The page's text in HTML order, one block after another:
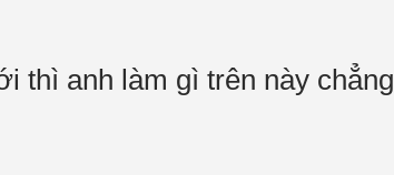
thì anh làm gì trên này chẳng